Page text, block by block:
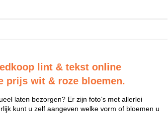
lint & tekst online
prijs wit & roze bloemen.
laten bezorgen? Er zijn foto’s met allerlei
kunt u zelf aangeven welke vorm of bloemen u